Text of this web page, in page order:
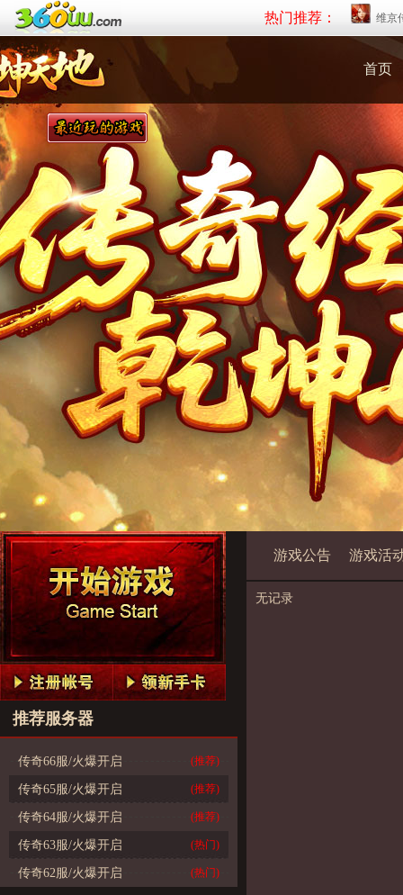
热门推荐： 维京
首页
推荐服务器
传奇66服/火爆开启 (推荐)
传奇65服/火爆开启 (推荐)
传奇64服/火爆开启 (推荐)
传奇63服/火爆开启 (热门)
传奇62服/火爆开启 (热门)
游戏公告 游戏活
无记录